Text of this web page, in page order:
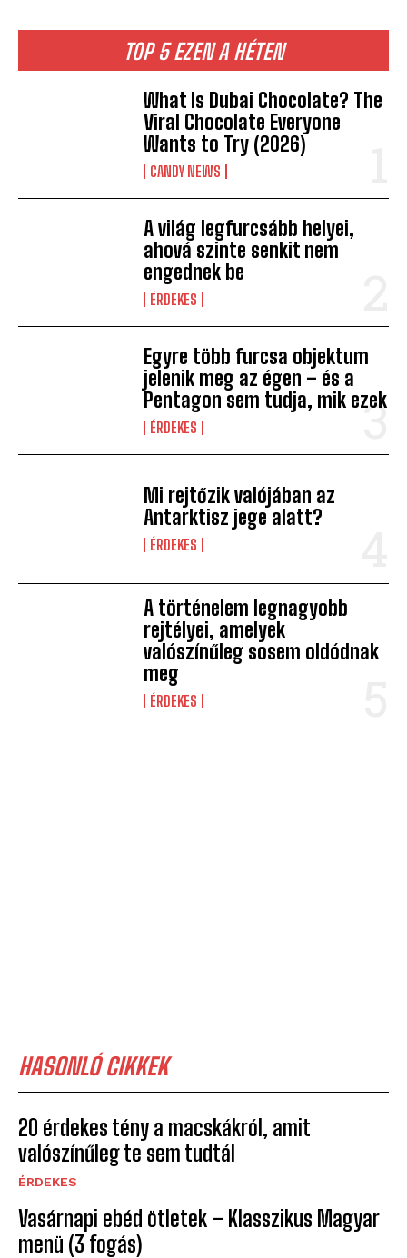
TOP 5 EZEN A HÉTEN
What Is Dubai Chocolate? The
Viral Chocolate Everyone
Wants to Try (2026)
CANDY NEWS
A világ legfurcsább helyei,
ahová szinte senkit nem
engednek be
ÉRDEKES
Egyre több furcsa objektum
jelenik meg az égen – és a
Pentagon sem tudja, mik ezek
ÉRDEKES
Mi rejtőzik valójában az
Antarktisz jege alatt?
ÉRDEKES
A történelem legnagyobb
rejtélyei, amelyek
valószínűleg sosem oldódnak
meg
ÉRDEKES
HASONLÓ CIKKEK
20 érdekes tény a macskákról, amit
valószínűleg te sem tudtál
ÉRDEKES
Vasárnapi ebéd ötletek – Klasszikus Magyar
menü (3 fogás)